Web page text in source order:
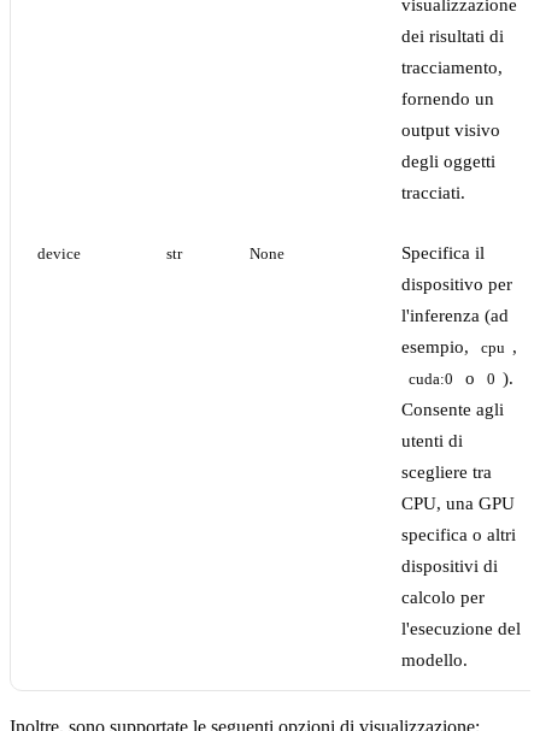
visualizzazione
dei risultati di
tracciamento,
fornendo un
output visivo
degli oggetti
tracciati.
device str None
Specifica il
dispositivo per
l'inferenza (ad
esempio,
cpu ,
cuda:0 o 0 ).
Consente agli
utenti di
scegliere tra
CPU, una GPU
specifica o altri
dispositivi di
calcolo per
l'esecuzione del
modello.
Inoltre, sono supportate le seguenti opzioni di visualizzazione: